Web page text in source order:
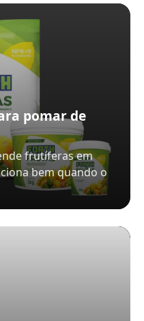
pomar de
frutíferas em
bem quando o